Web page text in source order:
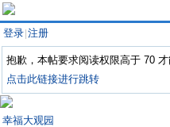
登录 注册
抱歉，本帖要求阅读权限高于 70
点击此链接进行跳转
幸福大观园